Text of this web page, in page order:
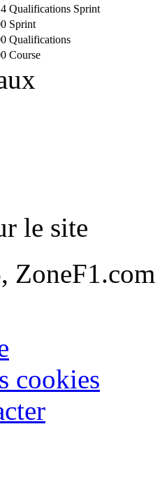
Qualifications Sprint
Sprint
Qualifications
Course
le site
ZoneF1.com
cookies